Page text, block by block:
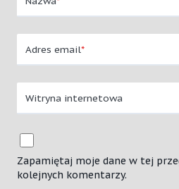
Adres email*
Witryna internetowa
Zapamiętaj moje dane w tej
kolejnych komentarzy.